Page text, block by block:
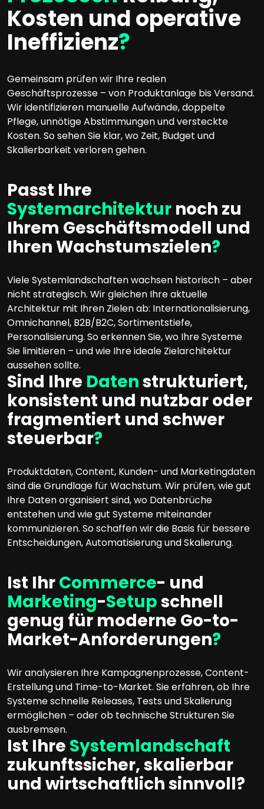
Kosten und operative
Ineffizienz?
Gemeinsam prüfen wir Ihre realen
Geschäftsprozesse – von Produktanlage bis Versand.
Wir identifizieren manuelle Aufwände, doppelte
Pflege, unnötige Abstimmungen und versteckte
Kosten. So sehen Sie klar, wo Zeit, Budget und
Skalierbarkeit verloren gehen.
Passt Ihre
Systemarchitektur noch zu
Ihrem Geschäftsmodell und
Ihren Wachstumszielen?
Viele Systemlandschaften wachsen historisch – aber
nicht strategisch. Wir gleichen Ihre aktuelle
Architektur mit Ihren Zielen ab: Internationalisierung,
Omnichannel, B2B/B2C, Sortimentstiefe,
Personalisierung. So erkennen Sie, wo Ihre Systeme
Sie limitieren – und wie Ihre ideale Zielarchitektur
aussehen sollte.
Sind Ihre Datenstrukturiert,
konsistent und nutzbar oder
fragmentiert und schwer
steuerbar?
Produktdaten, Content, Kunden- und Marketingdaten
sind die Grundlage für Wachstum. Wir prüfen, wie gut
Ihre Daten organisiert sind, wo Datenbrüche
entstehen und wie gut Systeme miteinander
kommunizieren. So schaffen wir die Basis für bessere
Entscheidungen, Automatisierung und Skalierung.
Ist IhrCommerce- und
Marketing-Setupschnell
genug für moderne Go-to-
Market-Anforderungen?
Wir analysieren Ihre Kampagnenprozesse, Content-
Erstellung und Time-to-Market. Sie erfahren, ob Ihre
Systeme schnelle Releases, Tests und Skalierung
ermöglichen – oder ob technische Strukturen Sie
ausbremsen.
Ist Ihre Systemlandschaft
zukunftssicher, skalierbar
und wirtschaftlich sinnvoll?